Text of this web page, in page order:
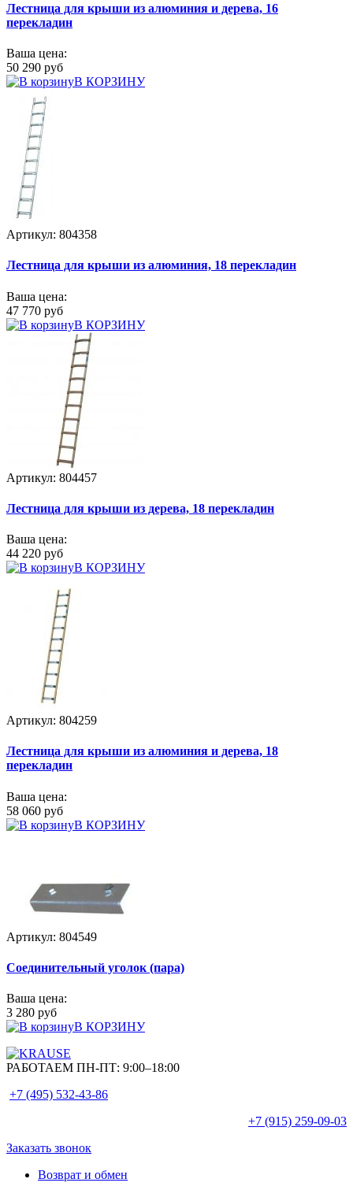
Лестница для крыши из алюминия и дерева, 16
перекладин
Ваша цена:
50 290 руб
В КОРЗИНУ
Артикул: 804358
Лестница для крыши из алюминия, 18 перекладин
Ваша цена:
47 770 руб
В КОРЗИНУ
Артикул: 804457
Лестница для крыши из дерева, 18 перекладин
Ваша цена:
44 220 руб
В КОРЗИНУ
Артикул: 804259
Лестница для крыши из алюминия и дерева, 18
перекладин
Ваша цена:
58 060 руб
В КОРЗИНУ
Артикул: 804549
Соединительный уголок (пара)
Ваша цена:
3 280 руб
В КОРЗИНУ
РАБОТАЕМ ПН-ПТ: 9:00–18:00
+7 (495) 532-43-86
+7 (915) 259-09-03
Заказать звонок
Возврат и обмен